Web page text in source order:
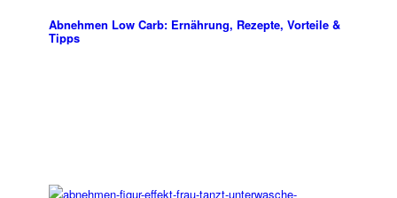
Abnehmen Low Carb: Ernährung, Rezepte, Vorteile &
Tipps